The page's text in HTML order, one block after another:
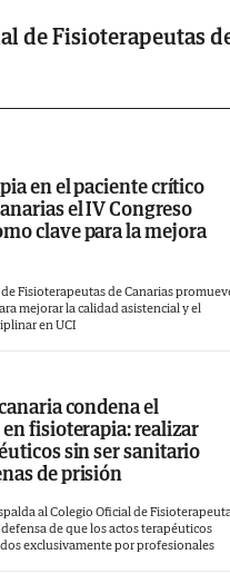
de Fisioterapeutas
en el paciente crítico
el IV Congreso
clave para la mejora
Fisioterapeutas de Canarias
mejorar la calidad asistencial y el
en UCI
condena el
fisioterapia: realizar
sin ser sanitario
de prisión
al Colegio Oficial de
de que los actos terapéuticos
exclusivamente por profesionales